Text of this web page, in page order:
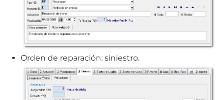
Orden de reparación: siniestro.